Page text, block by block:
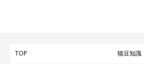
TOP 猫豆知識